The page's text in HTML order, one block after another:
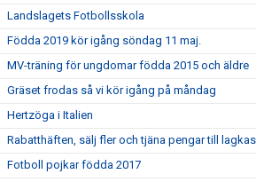
Landslagets Fotbollsskola
Födda 2019 kör igång söndag 11 maj.
MV-träning för ungdomar födda 2015 och äldre
Gräset frodas så vi kör igång på måndag
Hertzöga i Italien
Rabatthäften, sälj fler och tjäna pengar till
Fotboll pojkar födda 2017